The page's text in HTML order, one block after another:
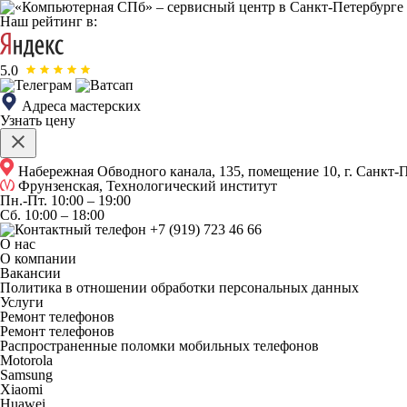
Наш рейтинг в:
5.0
Адреса мастерских
Узнать цену
Набережная Обводного канала, 135, помещение 10, г. Санкт-
Фрунзенская, Технологический институт
Пн.-Пт. 10:00 – 19:00
Сб. 10:00 – 18:00
+7 (919) 723 46 66
О нас
О компании
Вакансии
Политика в отношении обработки персональных данных
Услуги
Ремонт телефонов
Ремонт телефонов
Распространенные поломки мобильных телефонов
Motorola
Samsung
Xiaomi
Huawei